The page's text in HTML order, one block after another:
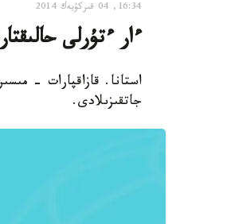
16:34, 04 قىركۇيەك 2014
ءار ءتۇرلى
استانا. قازاقپارات -
جاتقىزىلادى.